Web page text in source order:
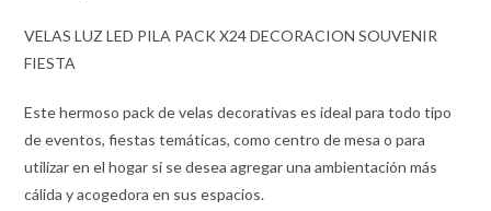
VELAS LUZ LED PILA PACK X24 DECORACION SOUVENIR
FIESTA
Este hermoso pack de velas decorativas es ideal para todo tipo
de eventos, fiestas temáticas, como centro de mesa o para
utilizar en el hogar si se desea agregar una ambientación más
cálida y acogedora en sus espacios.